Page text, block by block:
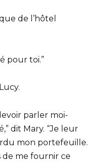
de l’hôtel
pour toi.”
parler moi-
dit Mary. “Je leur
mon portefeuille.
de me fournir ce